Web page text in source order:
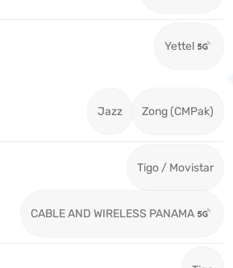
Yettel
Jazz Zong (CMPak)
Tigo / Movistar
CABLE AND WIRELESS PANAMA